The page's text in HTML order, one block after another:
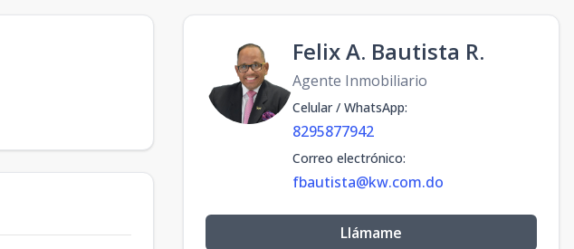
Felix A. Bautista R.
Agente Inmobiliario
Celular / WhatsApp:
8295877942
Correo electrónico:
fbautista@kw.com.do
Llámame